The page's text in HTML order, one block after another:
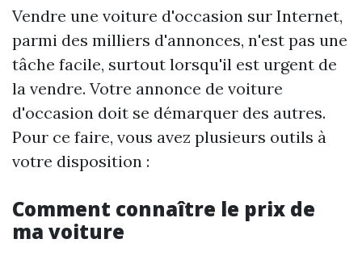
Vendre une voiture d'occasion sur Internet,
parmi des milliers d'annonces, n'est pas une
tâche facile, surtout lorsqu'il est urgent de
la vendre. Votre annonce de voiture
d'occasion doit se démarquer des autres.
Pour ce faire, vous avez plusieurs outils à
votre disposition :
Comment connaître le prix de
ma voiture